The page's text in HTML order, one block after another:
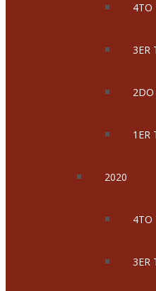
4TO
3ER
2DO
1ER
2020
4TO
3ER